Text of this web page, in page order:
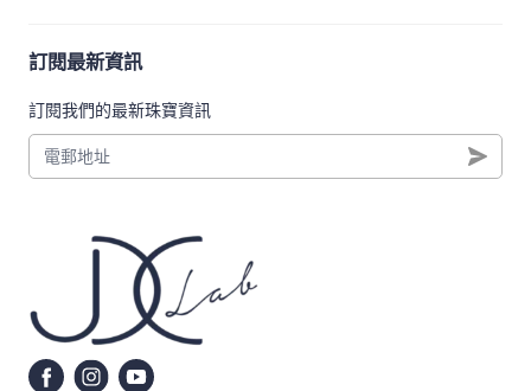
訂閱最新資訊
訂閱我們的最新珠寶資訊